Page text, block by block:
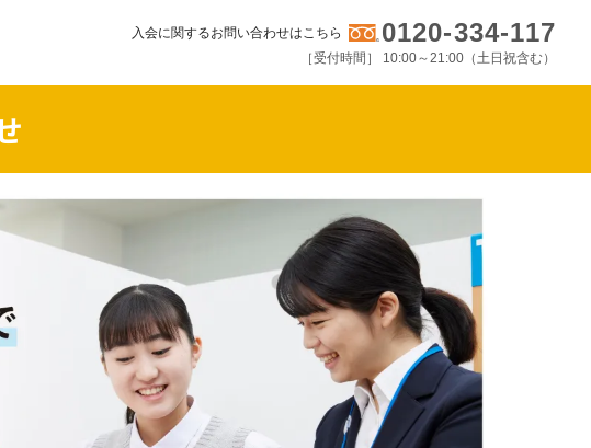
入会に関するお問い合わせはこちら 0120-334-117
［受付時間］ 10:00～21:00（土日祝含む）